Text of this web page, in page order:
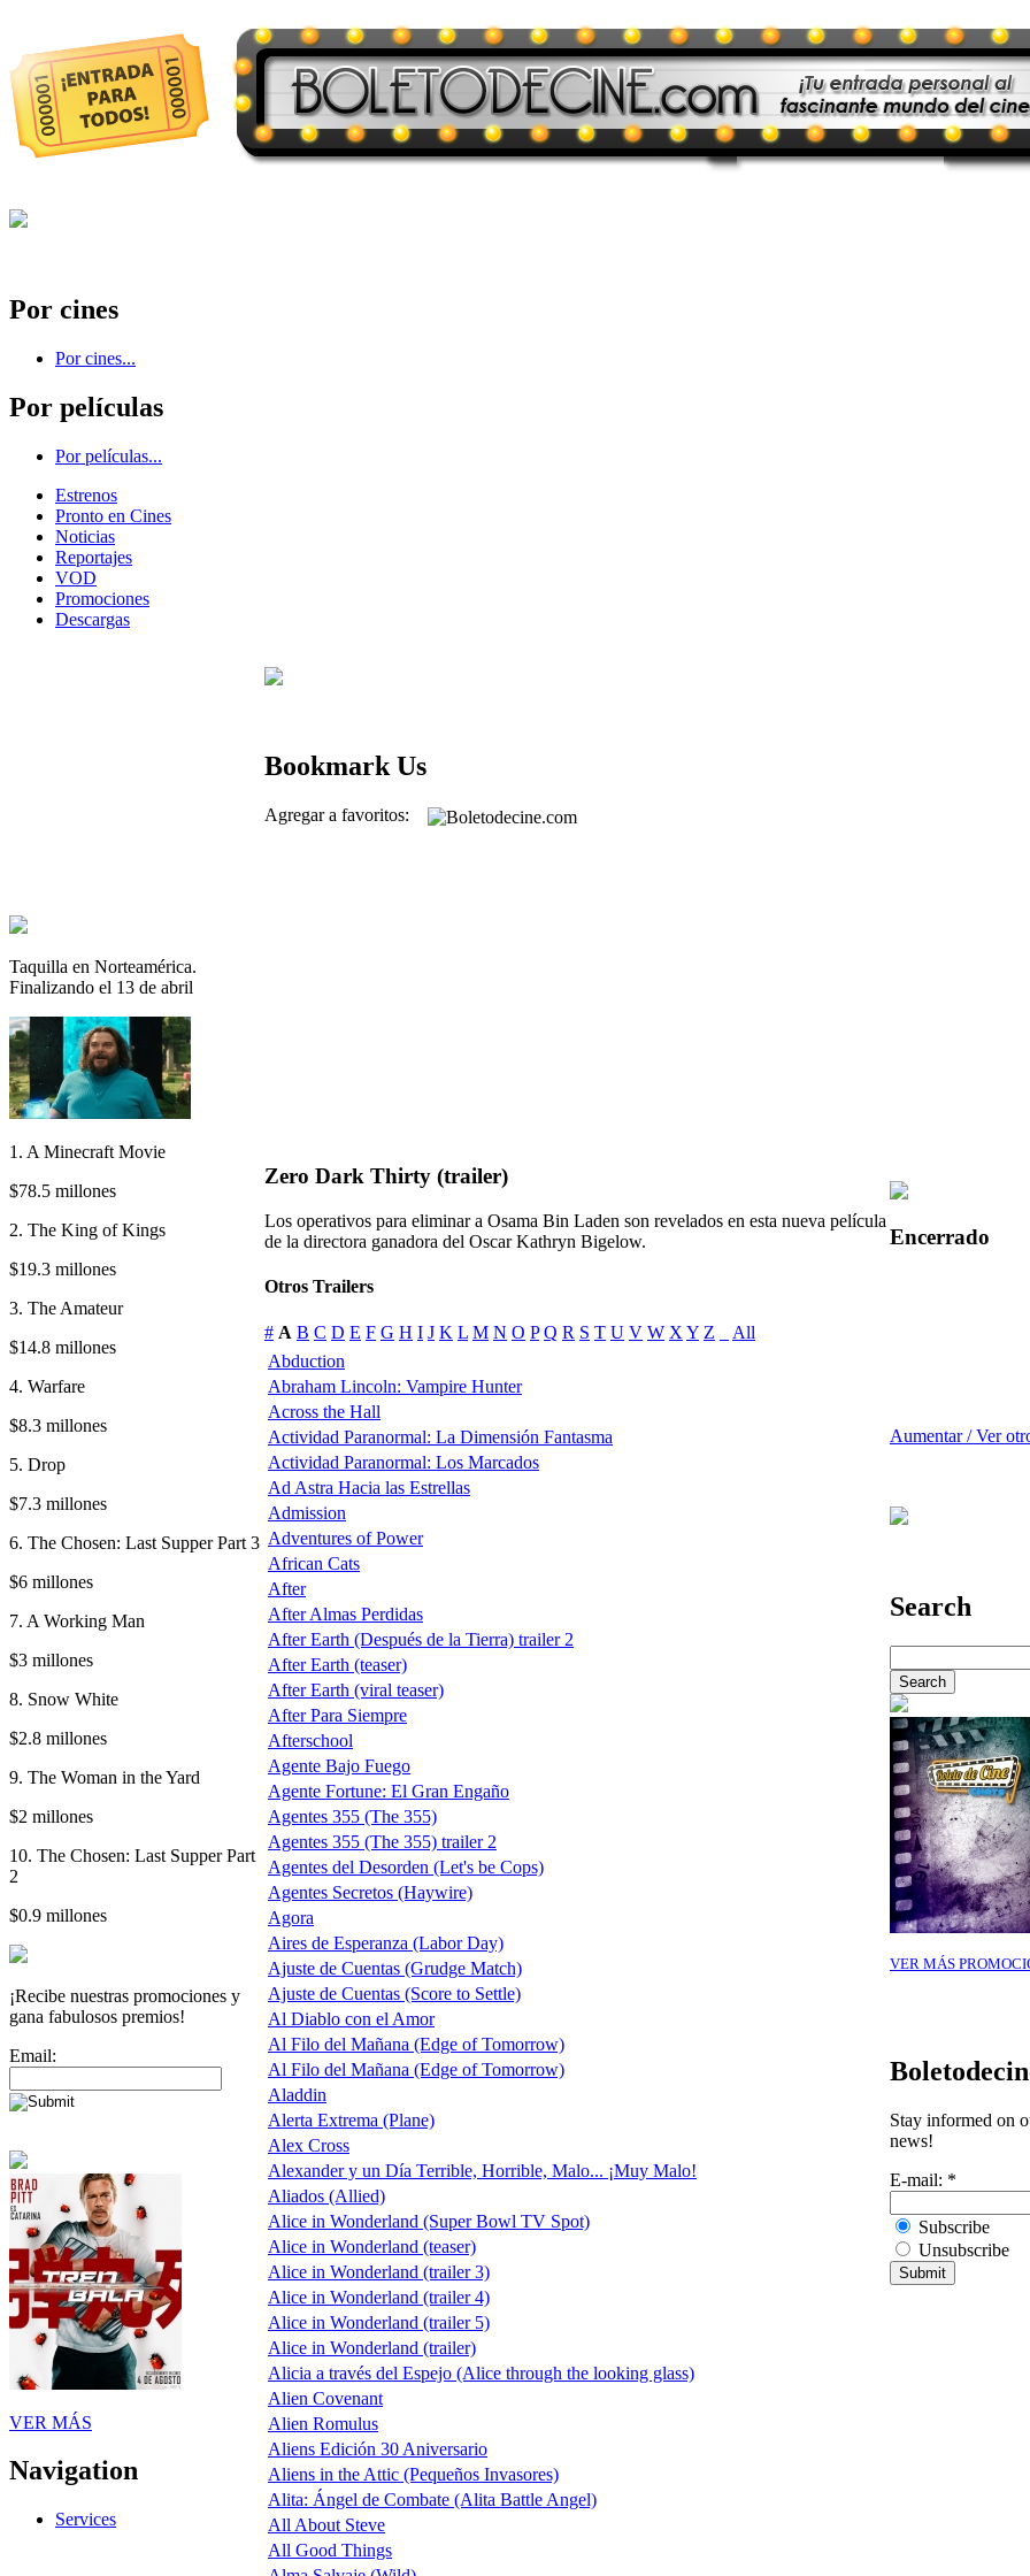
Por cines
Por cines...
Por películas
Por películas...
Estrenos
Pronto en Cines
Noticias
Reportajes
VOD
Promociones
Descargas
Taquilla en Norteamérica.
Finalizando el 13 de abril
1. A Minecraft Movie
$78.5 millones
2. The King of Kings
$19.3 millones
3. The Amateur
$14.8 millones
4. Warfare
$8.3 millones
5. Drop
$7.3 millones
6. The Chosen: Last Supper Part 3
$6 millones
7. A Working Man
$3 millones
8. Snow White
$2.8 millones
9. The Woman in the Yard
$2 millones
10. The Chosen: Last Supper Part
2
$0.9 millones
¡Recibe nuestras promociones y
gana fabulosos premios!
Email:
VER MÁS
Navigation
Services
Bookmark Us
Agregar a favoritos:
Zero Dark Thirty (trailer)
Los operativos para eliminar a Osama Bin Laden son revelados en esta nueva película
de la directora ganadora del Oscar Kathryn Bigelow.
Otros Trailers
# A B C D E F G H I J K L M N O P Q R S T U V W X Y Z
All
Abduction
Abraham Lincoln: Vampire Hunter
Across the Hall
Actividad Paranormal: La Dimensión Fantasma
Actividad Paranormal: Los Marcados
Ad Astra Hacia las Estrellas
Admission
Adventures of Power
African Cats
After
After Almas Perdidas
After Earth (Después de la Tierra) trailer 2
After Earth (teaser)
After Earth (viral teaser)
After Para Siempre
Afterschool
Agente Bajo Fuego
Agente Fortune: El Gran Engaño
Agentes 355 (The 355)
Agentes 355 (The 355) trailer 2
Agentes del Desorden (Let's be Cops)
Agentes Secretos (Haywire)
Agora
Aires de Esperanza (Labor Day)
Ajuste de Cuentas (Grudge Match)
Ajuste de Cuentas (Score to Settle)
Al Diablo con el Amor
Al Filo del Mañana (Edge of Tomorrow)
Al Filo del Mañana (Edge of Tomorrow)
Aladdin
Alerta Extrema (Plane)
Alex Cross
Alexander y un Día Terrible, Horrible, Malo... ¡Muy Malo!
Aliados (Allied)
Alice in Wonderland (Super Bowl TV Spot)
Alice in Wonderland (teaser)
Alice in Wonderland (trailer 3)
Alice in Wonderland (trailer 4)
Alice in Wonderland (trailer 5)
Alice in Wonderland (trailer)
Alicia a través del Espejo (Alice through the looking glass)
Alien Covenant
Alien Romulus
Aliens Edición 30 Aniversario
Aliens in the Attic (Pequeños Invasores)
Alita: Ángel de Combate (Alita Battle Angel)
All About Steve
All Good Things
Encerrado
Aumentar / Ver
Search
VER MÁS
Stay informed on
news!
E-mail: *
Subscribe
Unsubscribe